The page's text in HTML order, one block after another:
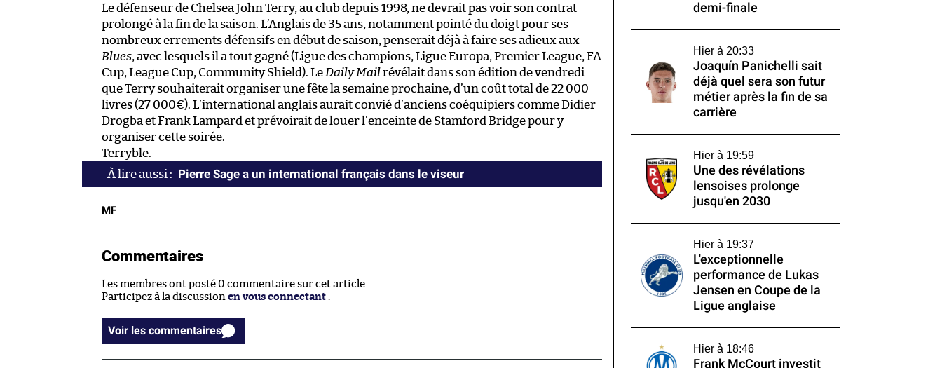
Le défenseur de Chelsea John Terry, au club depuis 1998, ne devrait pas voir son contrat
prolongé à la fin de la saison. L’Anglais de 35 ans, notamment pointé du doigt pour ses
nombreux errements défensifs en début de saison, penserait déjà à faire ses adieux aux
Blues, avec lesquels il a tout gagné (Ligue des champions, Ligue Europa, Premier League, FA
Cup, League Cup, Community Shield). Le Daily Mailrévélait dans son édition de vendredi
que Terry souhaiterait organiser une fête la semaine prochaine, d’un coût total de 22 000
livres (27 000€). L’international anglais aurait convié d’anciens coéquipiers comme Didier
Drogba et Frank Lampard et prévoirait de louer l’enceinte de Stamford Bridge pour y
organiser cette soirée.
Terryble.
Pierre Sage a un international français dans le viseur
MF
Commentaires
Les membres ont posté 0 commentaire sur cet article.
Participez à la discussion en vous connectant
Voir les commentaires
demi-finale
Hier à 20:33
Joaquín Panichelli sait
déjà quel sera son futur
métier après la fin de sa
carrière
Hier à 19:59
Une des révélations
lensoises prolonge
jusqu'en 2030
Hier à 19:37
L'exceptionnelle
performance de Lukas
Jensen en Coupe de la
Ligue anglaise
Hier à 18:46
Frank McCourt investit